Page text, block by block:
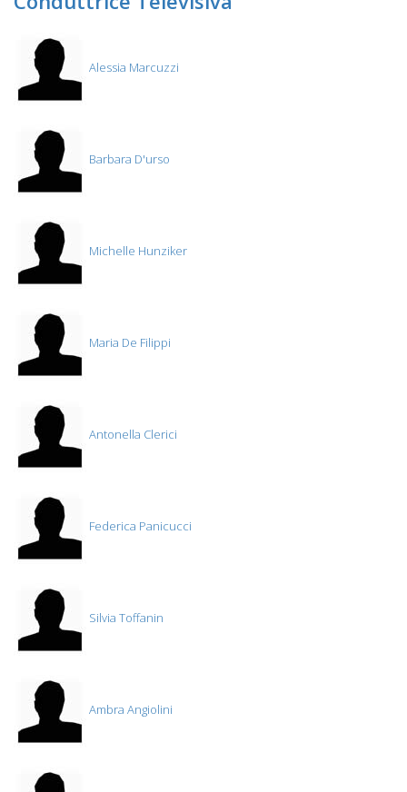
Alessia Marcuzzi
Barbara D'urso
Michelle Hunziker
Maria De Filippi
Antonella Clerici
Federica Panicucci
Silvia Toffanin
Ambra Angiolini